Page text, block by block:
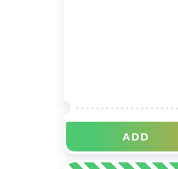
ADD